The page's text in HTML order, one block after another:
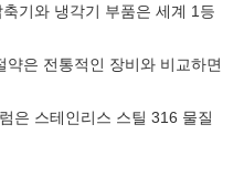
기와 냉각기 부품은 세계 1등
은 전통적인 장비와 비교하면
은 스테인리스 스틸 316 물질